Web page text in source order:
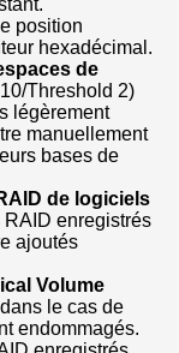
position
hexadécimal.
de
Threshold 2)
légèrement
manuellement
bases de
de logiciels
RAID enregistrés
ajoutés
Volume
le cas de
endommagés.